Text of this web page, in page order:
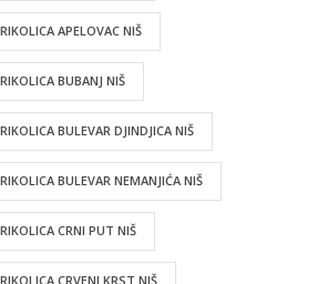
APELOVAC NIŠ
BUBANJ NIŠ
BULEVAR DJINDJICA NIŠ
BULEVAR NEMANJIĆA NIŠ
CRNI PUT NIŠ
CRVENI KRST NIŠ